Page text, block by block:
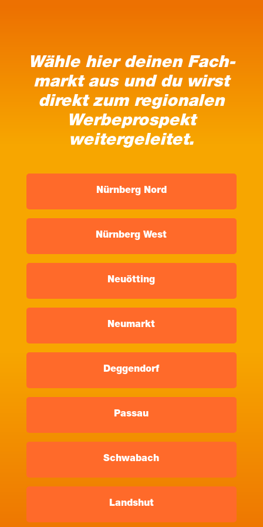
Wäh­le hier dei­nen Fach­
markt aus und du wirst
direkt zum regio­na­len
Wer­be­pro­spekt
weitergeleitet.
Nürn­berg Nord
Nürn­berg West
Neuöt­ting
Neu­markt
Deg­gen­dorf
Pas­sau
Schwa­bach
Lands­hut